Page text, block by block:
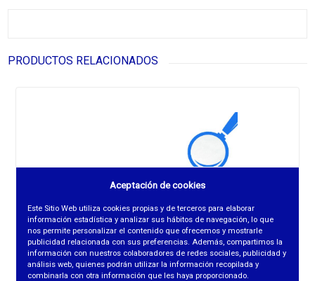
PRODUCTOS RELACIONADOS
Aceptación de cookies
Este Sitio Web utiliza cookies propias y de terceros para elaborar
información estadística y analizar sus hábitos de navegación, lo que
nos permite personalizar el contenido que ofrecemos y mostrarle
publicidad relacionada con sus preferencias. Además, compartimos la
información con nuestros colaboradores de redes sociales, publicidad y
análisis web, quienes podrán utilizar la información recopilada y
combinarla con otra información que les haya proporcionado.